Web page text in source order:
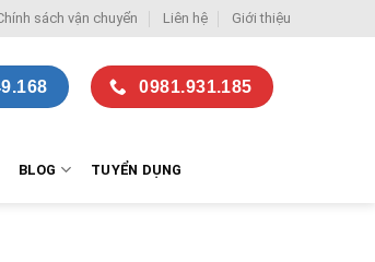
sách vận chuyển Liên hệ Giới thiệu
0981.931.185
BLOG TUYỂN DỤNG